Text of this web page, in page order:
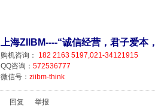
上海ZIIBM----“诚信经营，君子爱本
购机咨询：
182 2163 5197,021-34121915
QQ咨询： 572536777
微信号： ziibm-think
回复 举报